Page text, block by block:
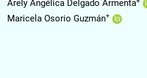
Arely Angélica Delgado Armenta
Maricela Osorio Guzmán+